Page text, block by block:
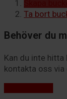
Ta bort
Behöver du
Kan du inte hitta
kontakta oss